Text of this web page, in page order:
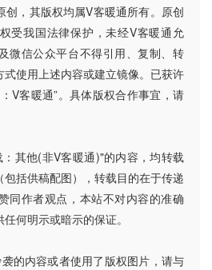
创，其版权均属V客暖通所有。原创
受我国法律保护，未经V客暖通允
微信公众平台不得引用、复制、转
使用上述内容或建立镜像。已获许
V客暖通”。具体版权合作事宜，请
其他(非V客暖通)"的内容，均转载
括供稿配图），转载目的在于传递
同作者观点，本站不对内容的准确
何明示或暗示的保证。
的内容或者使用了版权图片，请与